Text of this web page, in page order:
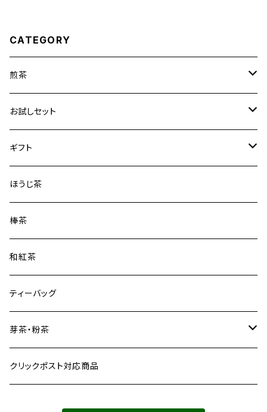
CATEGORY
煎茶
はつつみ
ずいうん
こうぎょく
みどり
おくみどり
在来種
かなやみどり
わかくさ（二番茶）
お試しセット
煎茶3種
品種茶3種
ギフト
缶ギフト
袋ギフト
ほうじ茶
棒茶
和紅茶
ティーバッグ
芽茶・粉茶
芽茶
クリックポスト対応商品